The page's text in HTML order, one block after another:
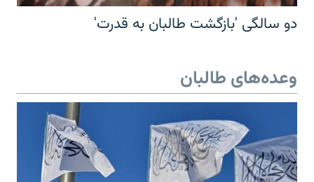
دو سالگی 'بازگشت طالبان به قدرت'
وعده‌های طالبان